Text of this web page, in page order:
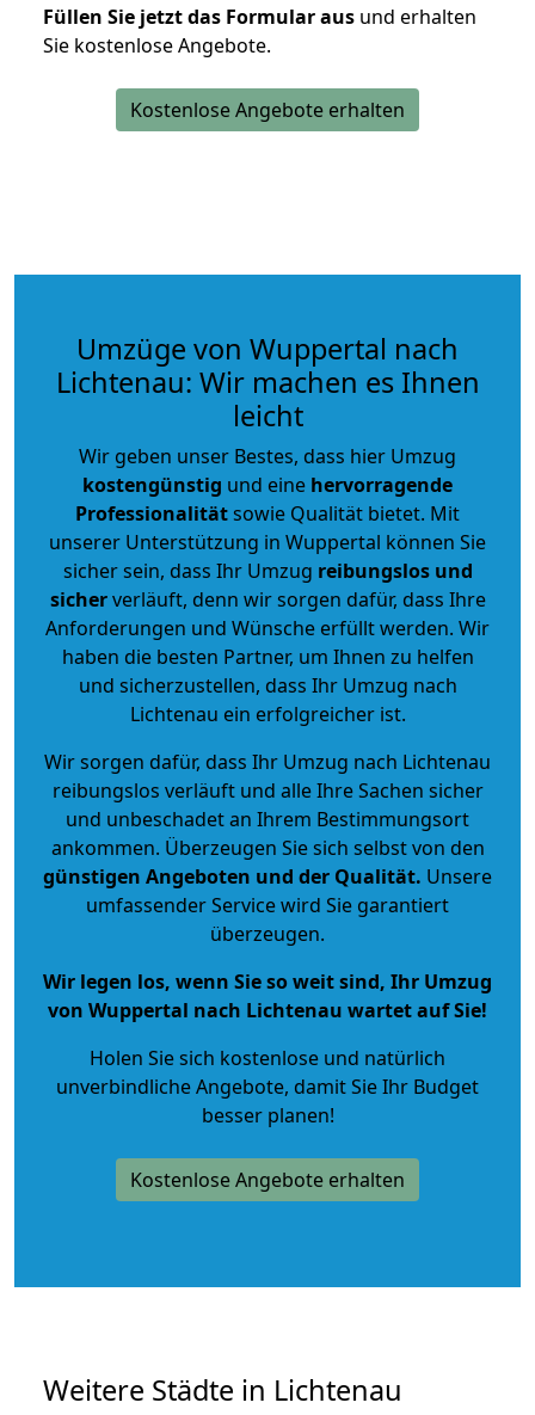
Füllen Sie jetzt das Formular aus und erhalten
Sie kostenlose Angebote.
Kostenlose Angebote erhalten
Umzüge von Wuppertal nach
Lichtenau: Wir machen es Ihnen
leicht
Wir geben unser Bestes, dass hier Umzug
kostengünstig und eine hervorragende
Professionalitätsowie Qualität bietet. Mit
unserer Unterstützung in Wuppertal können Sie
sicher sein, dass Ihr Umzug reibungslos und
sicherverläuft, denn wir sorgen dafür, dass Ihre
Anforderungen und Wünsche erfüllt werden. Wir
haben die besten Partner, um Ihnen zu helfen
und sicherzustellen, dass Ihr Umzug nach
Lichtenau ein erfolgreicher ist.
Wir sorgen dafür, dass Ihr Umzug nach Lichtenau
reibungslos verläuft und alle Ihre Sachen sicher
und unbeschadet an Ihrem Bestimmungsort
ankommen. Überzeugen Sie sich selbst von den
günstigen Angeboten und der Qualität. Unsere
umfassender Service wird Sie garantiert
überzeugen.
Wir legen los, wenn Sie so weit sind, Ihr Umzug
von Wuppertal nach Lichtenau wartet auf Sie!
Holen Sie sich kostenlose und natürlich
unverbindliche Angebote, damit Sie Ihr Budget
besser planen!
Kostenlose Angebote erhalten
Weitere Städte in Lichtenau